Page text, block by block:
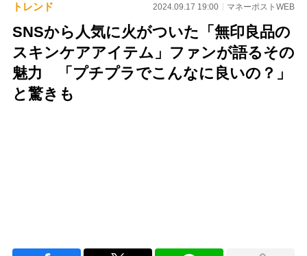
トレンド 2024.09.17 19:00 マネーポストWEB
SNSから人気に火がついた「無印良品の
スキンケアアイテム」ファンが語るその
魅力 「プチプラでこんなに良いの？」
と驚きも